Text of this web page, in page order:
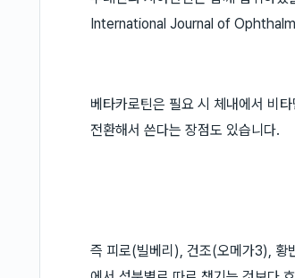
International Journal of
베타카로틴은 필요 시 체내에서 비
전환해서 쓴다는 장점도 있습니다.
즉 피로(빌베리), 건조(오메가3), 황